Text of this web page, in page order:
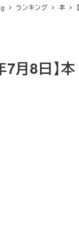
ランキング 本
7月8日】